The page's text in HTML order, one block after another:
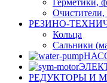
Герметики,
РЕЗИНО-
Кольца
Сальники
РЕДУКТОРЫ И